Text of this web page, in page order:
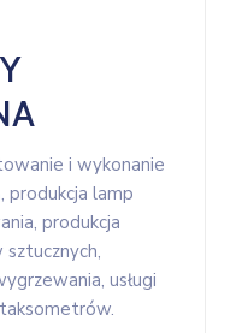
i wykonanie
lamp
produkcja
usługi